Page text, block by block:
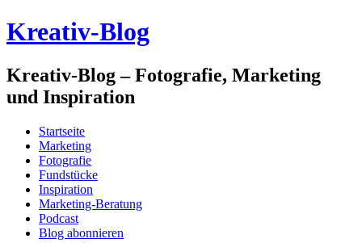
Kreativ-Blog
Kreativ-Blog – Fotografie, Marketing
und Inspiration
Startseite
Marketing
Fotografie
Fundstücke
Inspiration
Marketing-Beratung
Podcast
Blog abonnieren